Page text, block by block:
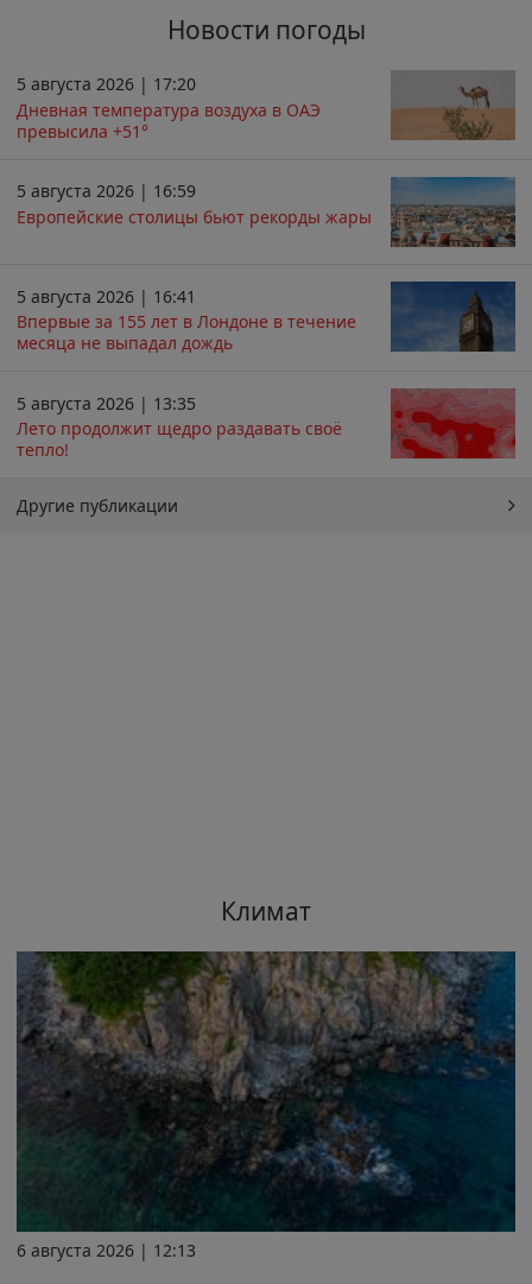
Новости погоды
5 августа 2026 | 17:20
Дневная температура воздуха в ОАЭ
превысила +51°
5 августа 2026 | 16:59
Европейские столицы бьют рекорды жары
5 августа 2026 | 16:41
Впервые за 155 лет в Лондоне в течение
месяца не выпадал дождь
5 августа 2026 | 13:35
Лето продолжит щедро раздавать своё
тепло!
Другие публикации
Климат
6 августа 2026 | 12:13